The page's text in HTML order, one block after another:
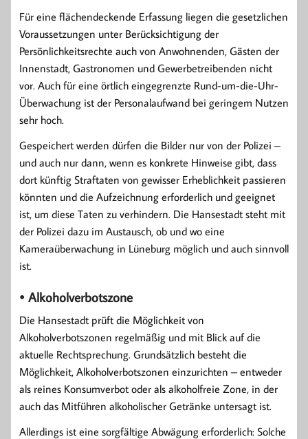
Für eine flächendeckende Erfassung liegen die gesetzlichen
Voraussetzungen unter Berücksichtigung der
Persönlichkeitsrechte auch von Anwohnenden, Gästen der
Innenstadt, Gastronomen und Gewerbetreibenden nicht
vor. Auch für eine örtlich eingegrenzte Rund-um-die-Uhr-
Überwachung ist der Personalaufwand bei geringem Nutzen
sehr hoch.
Gespeichert werden dürfen die Bilder nur von der Polizei –
und auch nur dann, wenn es konkrete Hinweise gibt, dass
dort künftig Straftaten von gewisser Erheblichkeit passieren
könnten und die Aufzeichnung erforderlich und geeignet
ist, um diese Taten zu verhindern. Die Hansestadt steht mit
der Polizei dazu im Austausch, ob und wo eine
Kameraüberwachung in Lüneburg möglich und auch sinnvoll
ist.
• Alkoholverbotszone
Die Hansestadt prüft die Möglichkeit von
Alkoholverbotszonen regelmäßig und mit Blick auf die
aktuelle Rechtsprechung. Grundsätzlich besteht die
Möglichkeit, Alkoholverbotszonen einzurichten – entweder
als reines Konsumverbot oder als alkoholfreie Zone, in der
auch das Mitführen alkoholischer Getränke untersagt ist.
Allerdings ist eine sorgfältige Abwägung erforderlich: Solche